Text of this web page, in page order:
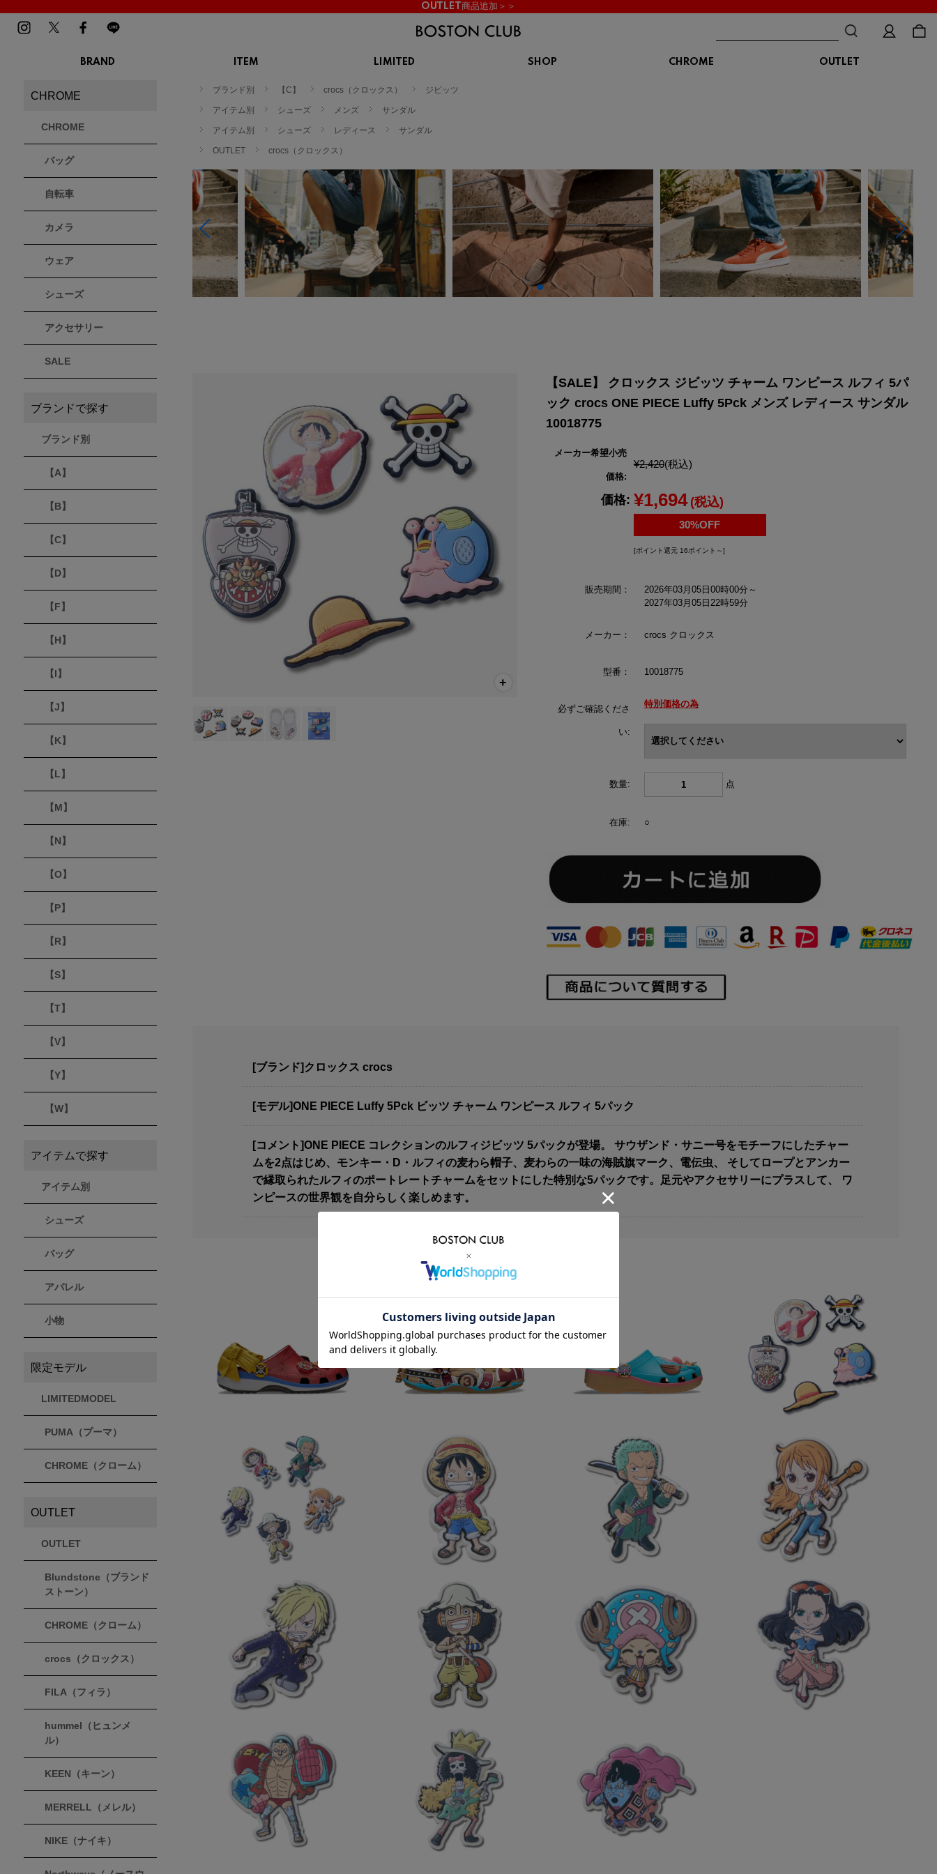
OUTLET商品追加＞＞
BRAND
BMZ
BROOKS
CHROME
Dr.Martens
ドクターマーチン
フィラ
フラワーマウンテン
ヒュンメル
イノヴェイト
カルフ
キーン
マリブサンダルズ
メレル
ミズノ
MOUTH
new balance
ニューバランス
NIKE
ナイキ
Northwave
ノースウェーブ
OAKLEY
オークリー
On
オン
Organic handloom
オーガニックハンドルーム
PALLADIUM
パラディウム
PANTHER
パンサー
パトリック
PUMA
ROSY LILY
ロジーリリー
Saucony
サッカニー
SHAKA
SKECHERS
スケッチャーズ
SPINGLE
スピングル
STANCE
スタンス
ITEM
スニーカー
ブーツ
トレッキングシューズ
ルームシューズ
アウター
トップス
パンツ
ソックス
アクセサリー
サンダル
ブーツ
トレッキングシューズ
アウター
トップス
パンツ
ソックス
カメラバッグ
アクセサリー
LIMITED SHOP CHROME
OUTLET
ブランド別 【C】 crocs（クロックス） ジビッツ
アイテム別 シューズ メンズ サンダル
アイテム別 シューズ レディース サンダル
OUTLET crocs（クロックス）
【SALE】 クロックス ジビッツ チャーム ワンピース ルフィ 5パ
ック crocs ONE PIECE Luffy 5Pck メンズ レディース サンダル
10018775
メーカー希望小売
価格:
¥2,420(税込)
価格: ¥1,694 (税込)
30%OFF
[ポイント還元 16ポイント～]
販売期間：
2026年03月05日00時00分～
2027年03月05日22時59分
メーカー： crocs クロックス
型番： 10018775
必ずご確認くださ
い:
特別価格の為
数量: 点
在庫: ○
[ブランド]クロックス crocs
[モデル]ONE PIECE Luffy 5Pck ビッツ チャーム ワンピース ルフィ 5パック
[コメント]ONE PIECE コレクションのルフィジビッツ 5パックが登場。 サウザンド・サニー号をモチーフにしたチャー
ムを2点はじめ、モンキー・D・ルフィの麦わら帽子、麦わらの一味の海賊旗マーク、電伝虫、 そしてロープとアンカー
で縁取られたルフィのポートレートチャームをセットにした特別な5パックです。足元やアクセサリーにプラスして、 ワ
ンピースの世界観を自分らしく楽しめます。
[関連商品]
CHROME
CHROME
バッグ
自転車
カメラ
ウェア
シューズ
アクセサリー
SALE
ブランドで探す
ブランド別
【A】
【B】
【C】
【D】
【F】
【H】
【I】
【J】
【K】
【L】
【M】
【N】
【O】
【P】
【R】
【S】
【T】
【V】
【Y】
【W】
アイテムで探す
アイテム別
シューズ
バッグ
アパレル
小物
限定モデル
LIMITEDMODEL
PUMA（プーマ）
CHROME（クローム）
OUTLET
OUTLET
Blundstone（ブランド
ストーン）
CHROME（クローム）
crocs（クロックス）
FILA（フィラ）
hummel（ヒュンメ
ル）
KEEN（キーン）
MERRELL（メレル）
NIKE（ナイキ）